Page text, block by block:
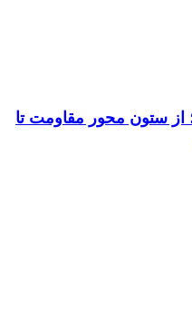
از ستون محور مقاومت تا